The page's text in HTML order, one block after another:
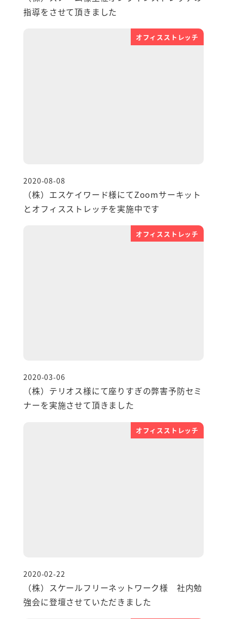
指導をさせて頂きました
オフィスストレッチ
（株）エスケイワード様にてZoomサーキット
とオフィスストレッチを実施中です
投稿日
2020-08-08
オフィスストレッチ
（株）テリオス様にて座りすぎの弊害予防セミ
ナーを実施させて頂きました
投稿日
2020-03-06
オフィスストレッチ
（株）スケールフリーネットワーク様 社内勉
強会に登壇させていただきました
投稿日
2020-02-22